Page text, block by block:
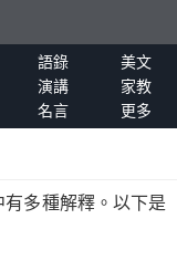
語錄
美文
演講
家教
名言 更多
有多種解釋。以下是